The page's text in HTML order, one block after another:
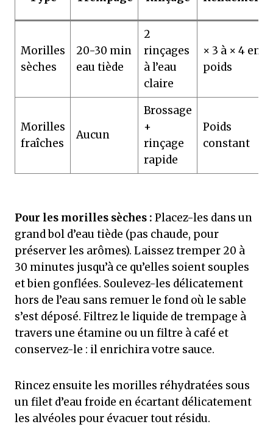
Morilles
sèches
20-30 min
eau tiède
2
rinçages
à l’eau
claire
× 3 à × 4 en
poids
Morilles
fraîches
Aucun
Brossage
+
rinçage
rapide
Poids
constant
Pour les morilles sèches : Placez-les dans un
grand bol d’eau tiède (pas chaude, pour
préserver les arômes). Laissez tremper 20 à
30 minutes jusqu’à ce qu’elles soient souples
et bien gonflées. Soulevez-les délicatement
hors de l’eau sans remuer le fond où le sable
s’est déposé. Filtrez le liquide de trempage à
travers une étamine ou un filtre à café et
conservez-le : il enrichira votre sauce.
Rincez ensuite les morilles réhydratées sous
un filet d’eau froide en écartant délicatement
les alvéoles pour évacuer tout résidu.